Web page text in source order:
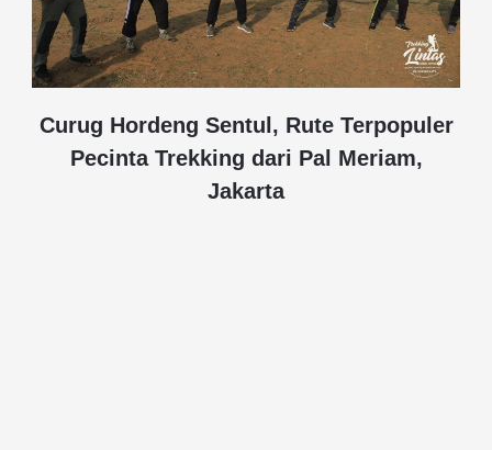
Curug Hordeng Sentul, Rute Terpopuler
Pecinta Trekking dari Pal Meriam,
Jakarta